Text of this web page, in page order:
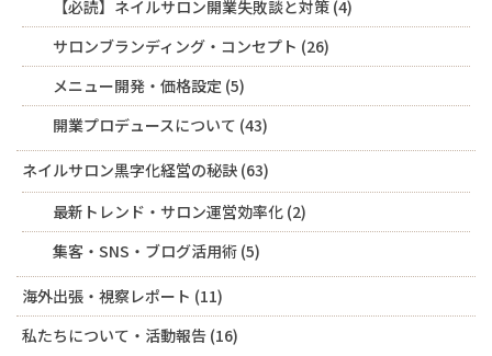
【必読】ネイルサロン開業失敗談と対策 (4)
サロンブランディング・コンセプト (26)
メニュー開発・価格設定 (5)
開業プロデュースについて (43)
ネイルサロン黒字化経営の秘訣 (63)
最新トレンド・サロン運営効率化 (2)
集客・SNS・ブログ活用術 (5)
海外出張・視察レポート (11)
私たちについて・活動報告 (16)